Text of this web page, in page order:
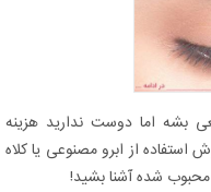
بشه اما دوست ندارید هزینه
استفاده از ابرو مصنوعی یا کلاه
محبوب شده آشنا بشید!